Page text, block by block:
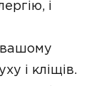
і
вашому
і кліщів.